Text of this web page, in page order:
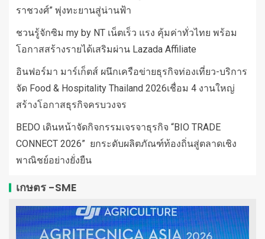
ราชวงศ์” พุ่งทะยานสู่น่านฟ้า
ชวนรู้จักซิม my by NT เน็ตเร็ว แรง คุ้มค่าทั่วไทย พร้อม
โอกาสสร้างรายได้เสริมผ่าน Lazada Affiliate
อินฟอร์มา มาร์เก็ตส์ ผนึกเครือข่ายธุรกิจท่องเที่ยว-บริการ
จัด Food & Hospitality Thailand 2026เชื่อม 4 งานใหญ่
สร้างโอกาสธุรกิจครบวงจร
BEDO เดินหน้าจัดกิจกรรมเจรจาธุรกิจ “BIO TRADE
CONNECT 2026” ยกระดับผลิตภัณฑ์ท้องถิ่นสู่ตลาดเชิง
พาณิชย์อย่างยั่งยืน
เกษตร -SME